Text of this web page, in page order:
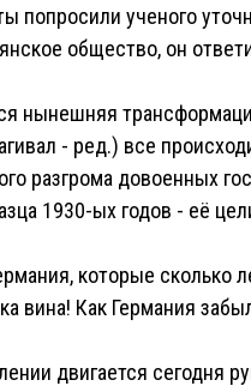
попросили ученого
общество, он
нынешняя
- ред.) все
разгрома довоенных
1930-ых годов - её
которые сколько
вина! Как Германия
двигается сегодня